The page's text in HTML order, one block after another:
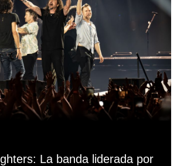
La banda liderada por